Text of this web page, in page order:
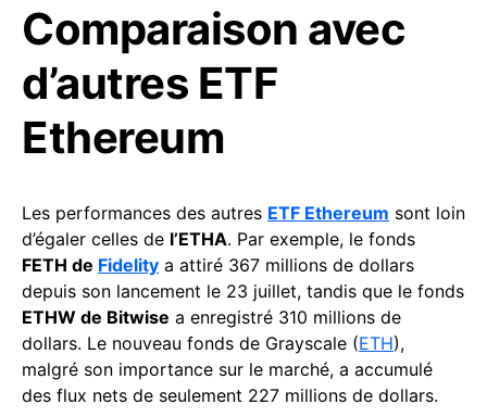
Comparaison avec
d’autres ETF
Ethereum
Les performances des autres ETF Ethereum sont loin
d’égaler celles de l’ETHA. Par exemple, le fonds
FETH de Fidelity a attiré 367 millions de dollars
depuis son lancement le 23 juillet, tandis que le fonds
ETHW de Bitwise a enregistré 310 millions de
dollars. Le nouveau fonds de Grayscale (ETH),
malgré son importance sur le marché, a accumulé
des flux nets de seulement 227 millions de dollars.